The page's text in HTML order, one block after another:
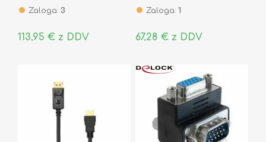
Zaloga: 3
113,95 € z DDV
Zaloga: 1
67,28 € z DDV